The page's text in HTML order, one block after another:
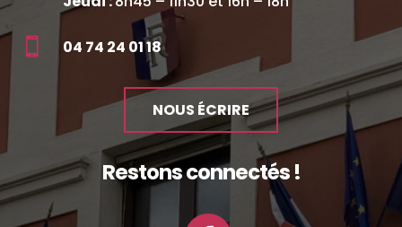
 04 74 24 01 18
NOUS ÉCRIRE
Restons connectés !